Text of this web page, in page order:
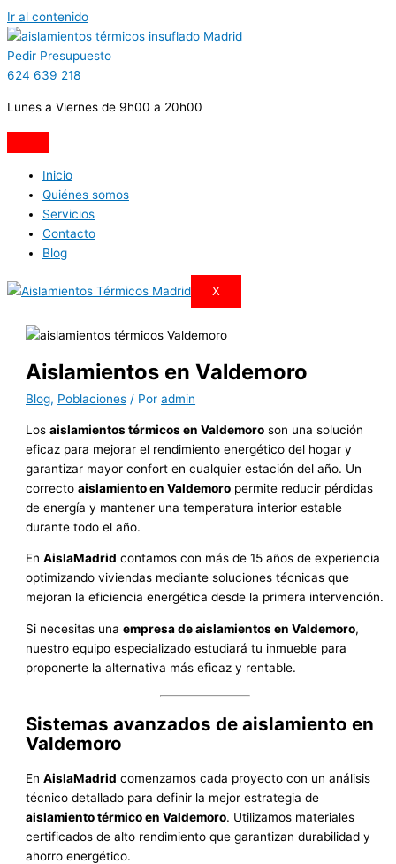
Ir al contenido
Pedir Presupuesto
624 639 218
Lunes a Viernes de 9h00 a 20h00
Inicio
Quiénes somos
Servicios
Contacto
Blog
X
Aislamientos en Valdemoro
Blog, Poblaciones / Poradmin
Losaislamientos térmicos en Valdemoro son una solución
eficaz para mejorar el rendimiento energético del hogar y
garantizar mayor confort en cualquier estación del año. Un
correctoaislamiento en Valdemoro permite reducir pérdidas
de energía y mantener una temperatura interior estable
durante todo el año.
EnAislaMadrid contamos con más de 15 años de experiencia
optimizando viviendas mediante soluciones técnicas que
mejoran la eficiencia energética desde la primera intervención.
Si necesitas unaempresa de aislamientos en Valdemoro,
nuestro equipo especializado estudiará tu inmueble para
proponerte la alternativa más eficaz y rentable.
Sistemas avanzados de aislamiento en
Valdemoro
EnAislaMadrid comenzamos cada proyecto con un análisis
técnico detallado para definir la mejor estrategia de
aislamiento térmico en Valdemoro. Utilizamos materiales
certificados de alto rendimiento que garantizan durabilidad y
ahorro energético.